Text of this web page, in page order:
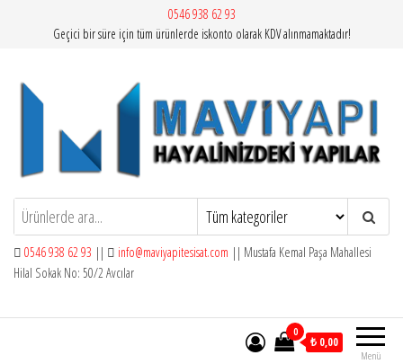
0546 938 62 93
Geçici bir süre için tüm ürünlerde iskonto olarak KDV alınmamaktadır!
Mavi Yapı | Vitra Artema
0546 938 62 93 || info@maviyapitesisat.com || Mustafa Kemal Paşa Mahallesi
Hilal Sokak No: 50/2 Avcılar
Menü
0
₺ 0,00